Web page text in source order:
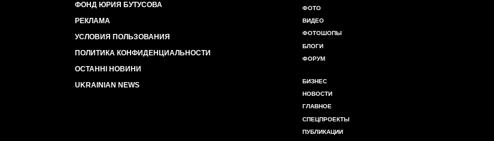
ФОНД ЮРИЯ БУТУСОВА
РЕКЛАМА
УСЛОВИЯ ПОЛЬЗОВАНИЯ
ПОЛИТИКА КОНФИДЕНЦИАЛЬНОСТИ
ОСТАННІ НОВИНИ
UKRAINIAN NEWS
ФОТО
ВИДЕО
ФОТОШОПЫ
БЛОГИ
ФОРУМ
БИЗНЕС
НОВОСТИ
ГЛАВНОЕ
СПЕЦПРОЕКТЫ
ПУБЛИКАЦИИ